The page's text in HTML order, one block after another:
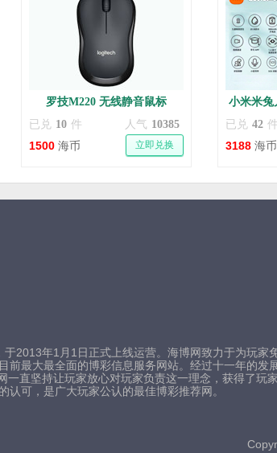
罗技M220 无线静音鼠标
人气 10385
已兑 10 件
1500 海币 立即兑换
小米米兔
已兑 42 件
3188 海币
2013年1月1日正式上线运营。海博网致力于为玩家
前最大最全面的博彩信息服务网站。经过十一年的发
一直坚持让玩家放心对玩家负责这一理念，获得了玩
认可，是广大玩家公认的最佳博彩推荐网。